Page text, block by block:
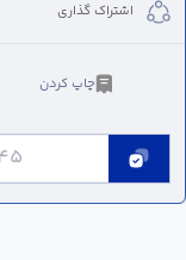
اشتراک گذاری
چاپ کردن